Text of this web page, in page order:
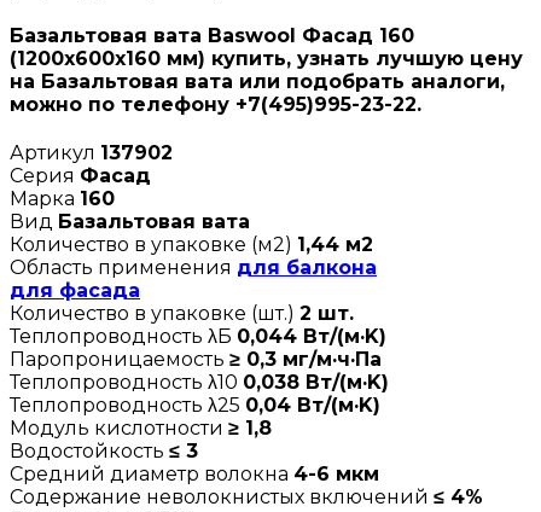
Базальтовая вата Baswool Фасад 160
(1200х600х160 мм) купить, узнать лучшую цену
на Базальтовая вата или подобрать аналоги,
можно по телефону +7(495)995-23-22.
Артикул 137902
Серия Фасад
Марка 160
Вид Базальтовая вата
Количество в упаковке (м2) 1,44 м2
Область применения для балкона
для фасада
Количество в упаковке (шт.) 2 шт.
Теплопроводность λБ 0,044 Вт/(м·K)
Паропроницаемость ≥ 0,3 мг/м·ч·Па
Теплопроводность λ10 0,038 Вт/(м·K)
Теплопроводность λ25 0,04 Вт/(м·K)
Модуль кислотности ≥ 1,8
Водостойкость ≤ 3
Средний диаметр волокна 4-6 мкм
Содержание неволокнистых включений ≤ 4%